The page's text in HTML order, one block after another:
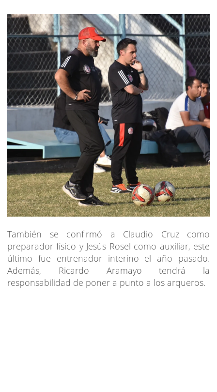
También se confirmó a Claudio Cruz como
preparador físico y Jesús Rosel como auxiliar, este
último fue entrenador interino el año pasado.
Además, Ricardo Aramayo tendrá la
responsabilidad de poner a punto a los arqueros.